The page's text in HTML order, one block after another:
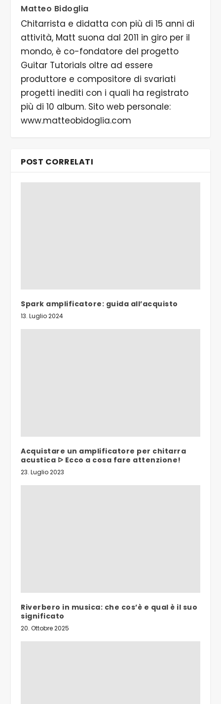
Matteo Bidoglia
Chitarrista e didatta con più di 15 anni di
attività, Matt suona dal 2011 in giro per il
mondo, è co-fondatore del progetto
Guitar Tutorials oltre ad essere
produttore e compositore di svariati
progetti inediti con i quali ha registrato
più di 10 album. Sito web personale:
www.matteobidoglia.com
POST CORRELATI
Spark amplificatore: guida all’acquisto
13. Luglio 2024
Acquistare un amplificatore per chitarra
acustica ᐅ Ecco a cosa fare attenzione!
23. Luglio 2023
Riverbero in musica: che cos’è e qual è il suo
significato
20. Ottobre 2025